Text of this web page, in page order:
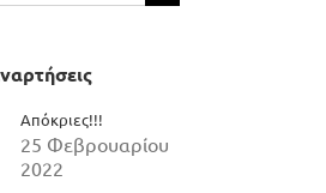
Απόκριες!!!
25 Φεβρουαρίου
2022